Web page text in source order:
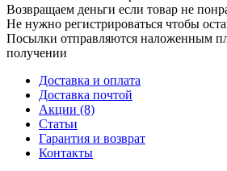
Возвращаем деньги если товар не
Не нужно регистрироваться чтобы
Посылки отправляются наложенным
получении
Доставка и оплата
Доставка почтой
Акции (8)
Статьи
Гарантия и возврат
Контакты